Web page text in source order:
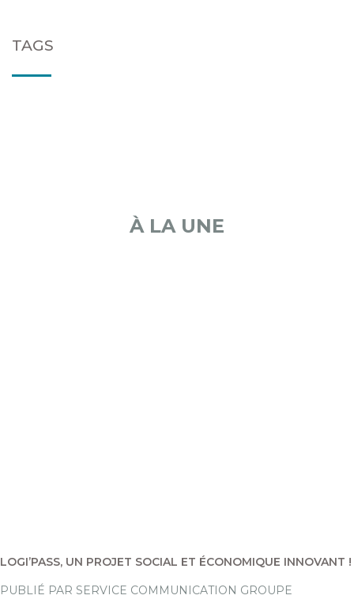
TAGS
À LA UNE
LOGI’PASS, UN PROJET SOCIAL ET ÉCONOMIQUE INNOVANT !
PUBLIÉ PAR SERVICE COMMUNICATION GROUPE